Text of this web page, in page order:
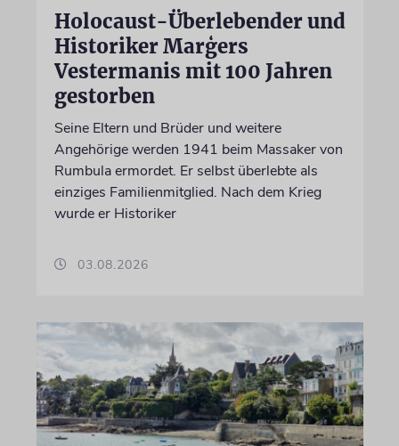
Holocaust-Überlebender und
Historiker Marģers
Vestermanis mit 100 Jahren
gestorben
Seine Eltern und Brüder und weitere
Angehörige werden 1941 beim Massaker von
Rumbula ermordet. Er selbst überlebte als
einziges Familienmitglied. Nach dem Krieg
wurde er Historiker
03.08.2026